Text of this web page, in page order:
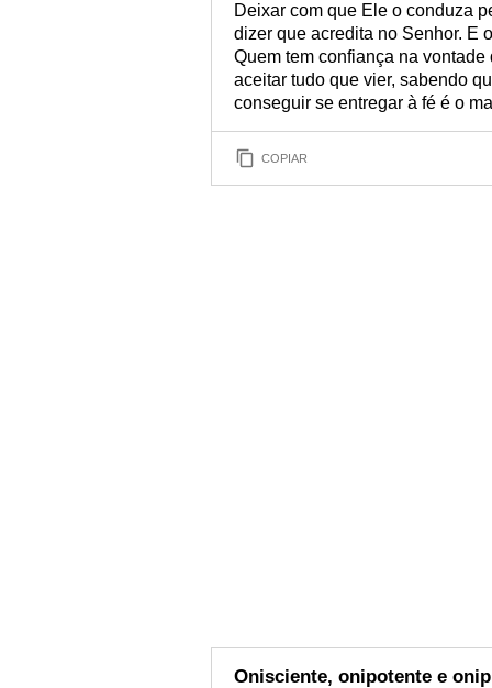
Deixar com que Ele o conduza
dizer que acredita no Senhor. E
Quem tem confiança na
aceitar tudo que vier, sabendo
conseguir se entregar à fé é o
COPIAR
Onisciente, onipotente e